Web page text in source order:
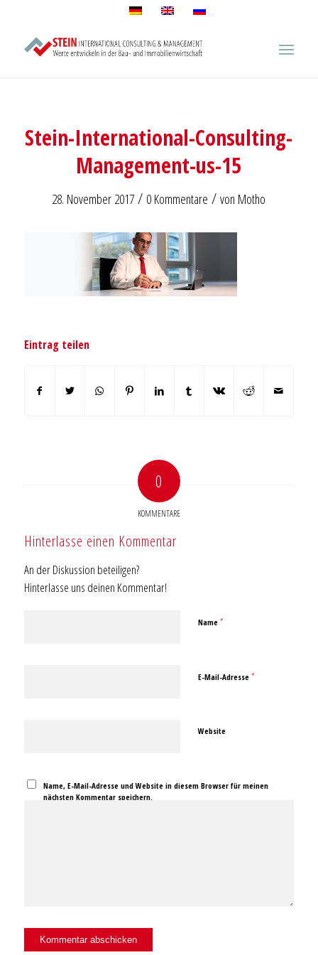
Stein-International-Consulting-
Management-us-15
28. November 2017 / 0 Kommentare / von Motho
Eintrag teilen
0
KOMMENTARE
Hinterlasse einen Kommentar
An der Diskussion beteiligen?
Hinterlasse uns deinen Kommentar!
Name *
E-Mail-Adresse *
Website
Name, E-Mail-Adresse und Website in diesem Browser für meinen
nächsten Kommentar speichern.